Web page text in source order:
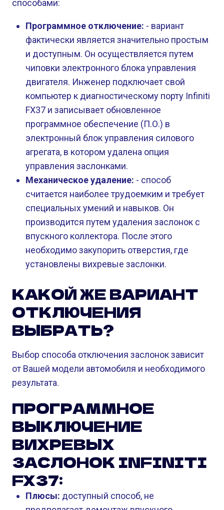
способами:
Программное отключение: - вариант
фактически является значительно простым
и доступным. Он осуществляется путем
чиповки электронного блока управления
двигателя. Инженер подключает свой
компьютер к диагностическому порту Infiniti
FX37 и записывает обновленное
программное обеспечение (П.О.) в
электронный блок управления силового
агрегата, в котором удалена опция
управления заслонками.
Механическое удаление: - способ
считается наиболее трудоемким и требует
специальных умений и навыков. Он
производится путем удаления заслонок с
впускного коллектора. После этого
необходимо закупорить отверстия, где
установлены вихревые заслонки.
КАКОЙ ЖЕ ВАРИАНТ
ОТКЛЮЧЕНИЯ
ВЫБРАТЬ?
Выбор способа отключения заслонок зависит
от Вашей модели автомобиля и необходимого
результата.
ПРОГРАММНОЕ
ВЫКЛЮЧЕНИЕ
ВИХРЕВЫХ
ЗАСЛОНОК INFINITI
FX37:
Плюсы: доступный способ, не